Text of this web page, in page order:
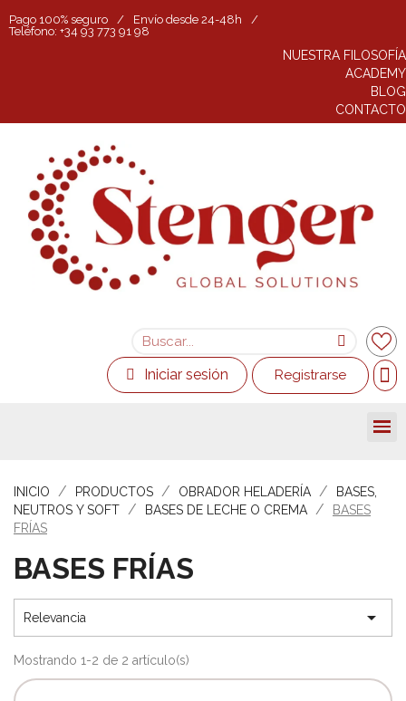
Pago 100% seguro / Envío desde 24-48h
/
Teléfono: +34 93 773 91 98
NUESTRA FILOSOFÍA
ACADEMY
BLOG
CONTACTO
Iniciar sesión Registrarse
INICIO PRODUCTOS OBRADOR HELADERÍA
BASES,
NEUTROS Y SOFT
BASES DE LECHE O CREMA
BASES
FRÍAS
BASES FRÍAS
Relevancia 
Mostrando 1-2 de 2 artículo(s)